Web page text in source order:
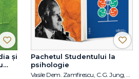
și
Pachetul Studentului la
psihologie